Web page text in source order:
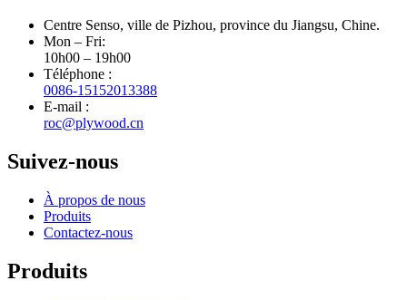
Centre Senso, ville de Pizhou, province du Jiangsu, Chine.
Mon – Fri:
10h00 – 19h00
Téléphone :
0086-15152013388
E-mail :
roc@plywood.cn
Suivez-nous
À propos de nous
Produits
Contactez-nous
Produits